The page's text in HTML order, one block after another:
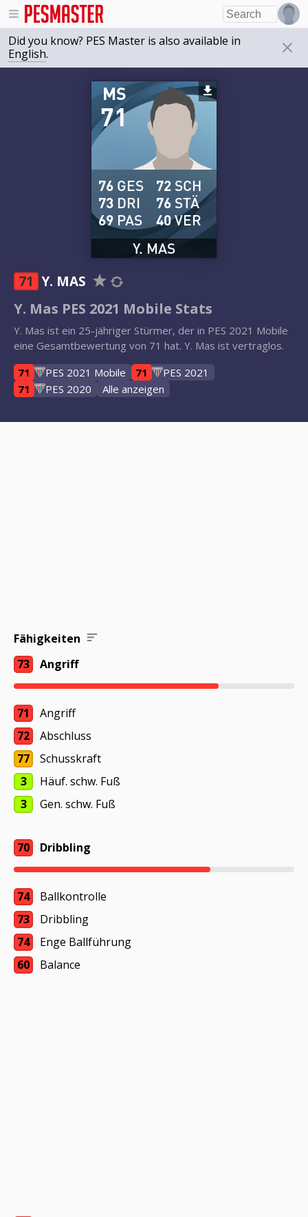
Did you know? PES Master is also available in
English.
71
MS
Y. MAS
76 GES
73 DRI
69 PAS
72 SCH
76 STÄ
40VER
71 Y. MAS
Y. Mas PES 2021 Mobile Stats
Y. Mas ist ein 25-jähriger Stürmer, der in PES 2021 Mobile
eine Gesamtbewertung von 71 hat. Y. Mas ist vertraglos.
71
PES 2021 Mobile 71
PES 2021
71
PES 2020 Alle anzeigen
Fähigkeiten
73
Angriff
71
Angriff
72
Abschluss
77
Schusskraft
3
Häuf. schw. Fuß
3
Gen. schw. Fuß
70 Dribbling
74
Ballkontrolle
73
Dribbling
74
Enge Ballführung
60
Balance